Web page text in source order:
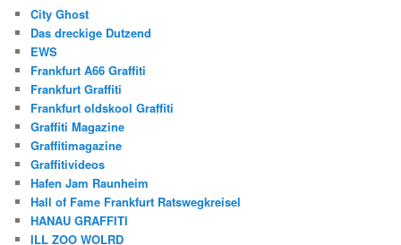
City Ghost
Das dreckige Dutzend
EWS
Frankfurt A66 Graffiti
Frankfurt Graffiti
Frankfurt oldskool Graffiti
Graffiti Magazine
Graffitimagazine
Graffitivideos
Hafen Jam Raunheim
Hall of Fame Frankfurt Ratswegkreisel
HANAU GRAFFITI
ILL ZOO WOLRD